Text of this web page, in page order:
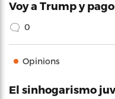
Voy a Trump y
0
Opinions
El sinhogarismo